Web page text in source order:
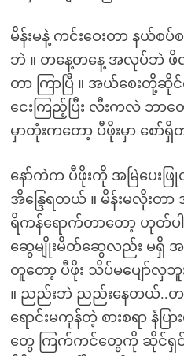
မိန်းမနဲ့ ကင်းဝေးတာ နယ်
ဘဲ ။ တနေ့တနေ့ အလုပ်ဘဲ ဖိလု
တာ ကြာပြီ ။ အယ်စေး
ငေးကြည့်ပြီး လီးကလဲ ဘာတ
မှာတုံးကတော့ ပီဖိုးမှာ စော်
နော်ကဲက ပီဖိုးကို အမြဲပေးဖ
အိန္ဒြေရတယ် ။ မိန်းမလိုးတ
ရိကန်ရောက်တာတော့ ဟုတ်ပ
ဆွေမျိုးမိတ်ဆွေလည်း မရှိ
တူတော့ ပီဖိုး သိပ်မပျော်လှ
။ ညည်းဘဲ ညည်းနေတယ်..တ
ရောင်းမကုန်တဲ့ စားစရာ နံပ
တွေ ကြက်ကင်တွေကို ဆိုင်ရှ